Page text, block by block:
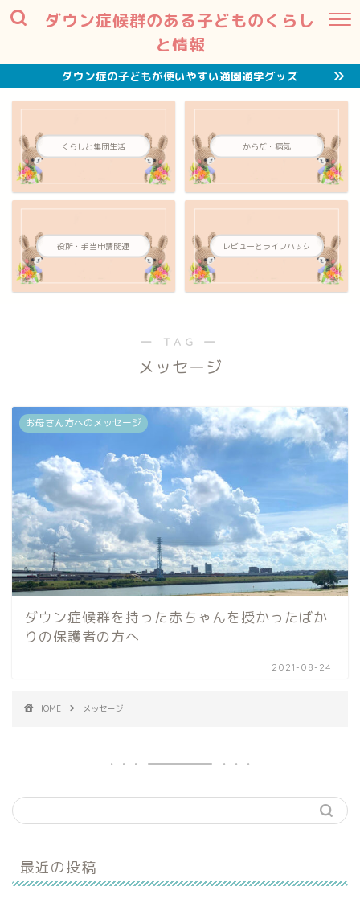
ダウン症候群のある子どものくらし
と情報
ダウン症の子どもが使いやすい通園通学グッズ
くらしと集団生活 からだ・病気
役所・手当申請関連 レビューとライフハック
― TAG ―
メッセージ
お母さん方へのメッセージ
ダウン症候群を持った赤ちゃんを授かったばか
りの保護者の方へ
2021-08-24
HOME メッセージ
最近の投稿